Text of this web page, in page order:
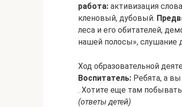
работа: активизация
кленовый, дубовый.
леса и его обитателей,
нашей полосы», слушание
Ход образовательной
Воспитатель: Ребята, а
. Хотите еще там
(ответы детей)